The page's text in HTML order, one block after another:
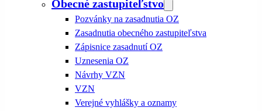
Obecné zastupiteľstvo
Pozvánky na zasadnutia OZ
Zasadnutia obecného zastupiteľstva
Zápisnice zasadnutí OZ
Uznesenia OZ
Návrhy VZN
VZN
Verejné vyhlášky a oznamy